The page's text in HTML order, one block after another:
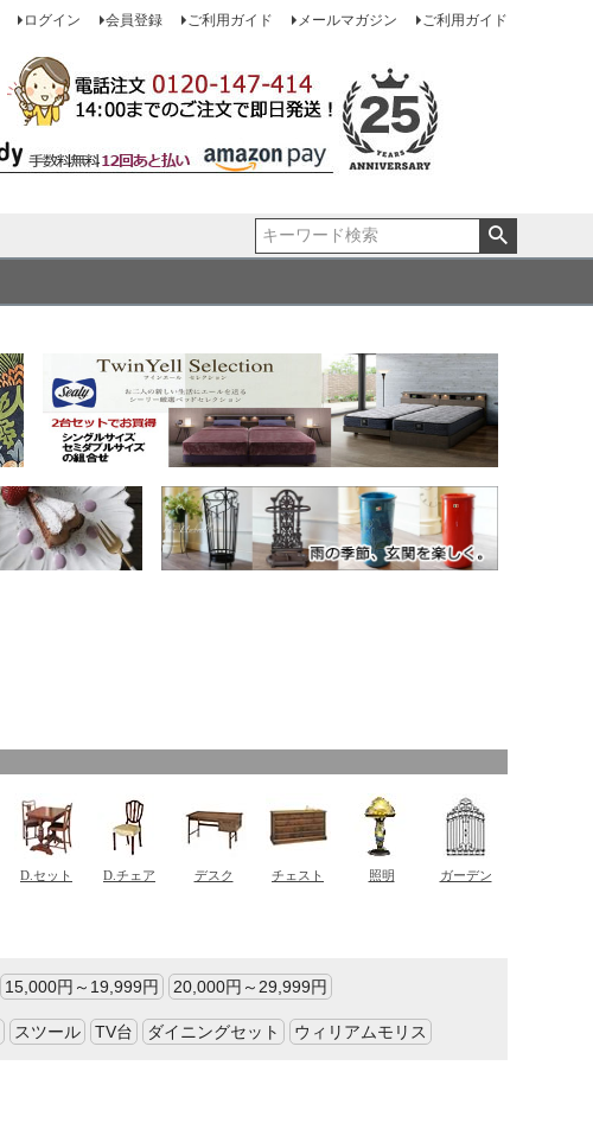
ログイン 会員登録 ご利用ガイド メールマガジン ご利用ガイド
15,000円～19,999円 20,000円～29,999円
スツール TV台 ダイニングセット ウィリアムモリス